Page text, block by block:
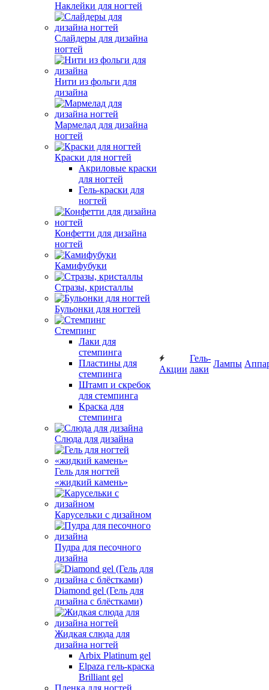
Наклейки для ногтей
Слайдеры для дизайна
ногтей
Нити из фольги для
дизайна
Мармелад для дизайна
ногтей
Краски для ногтей
Акриловые краски
для ногтей
Гель-краски для
ногтей
Конфетти для дизайна
ногтей
Камифубуки
Стразы, кристаллы
Бульонки для ногтей
Стемпинг
Лаки для
стемпинга
Пластины для
стемпинга
Штамп и скребок
для стемпинга
Краска для
стемпинга
Слюда для дизайна
Гель для ногтей
«жидкий камень»
Карусельки с дизайном
Пудра для песочного
дизайна
Diamond gel (Гель для
дизайна с блёстками)
Жидкая слюда для
дизайна ногтей
Arbix Platinum gel
Elpaza гель-краска
Brilliant gel
Пленка для ногтей
Акции
Гель-
лаки
Лампы